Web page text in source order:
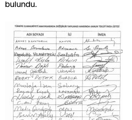
bulundu.